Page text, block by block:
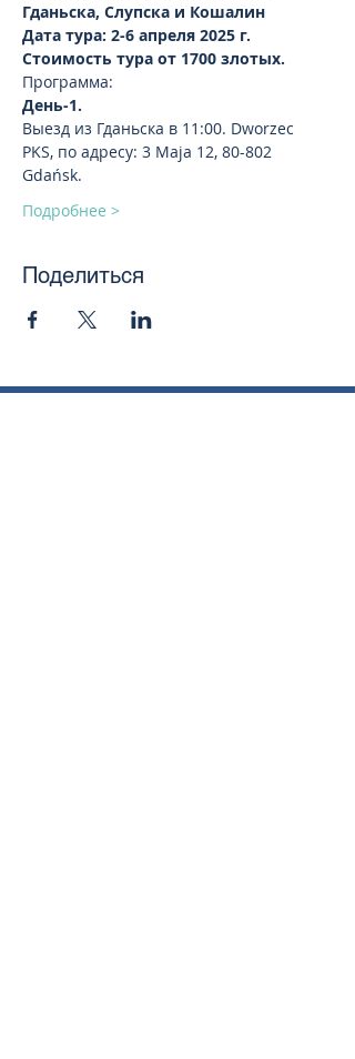
Гданьска, Слупска и Кошалин
Дата тура: 2-6 апреля 2025 г.
Стоимость тура от 1700 злотых.
Программа:
День-1.
Выезд из Гданьска в 11:00. Dworzec
PKS, по адресу: 3 Maja 12, 80-802
Gdańsk.
Подробнее >
Поделиться